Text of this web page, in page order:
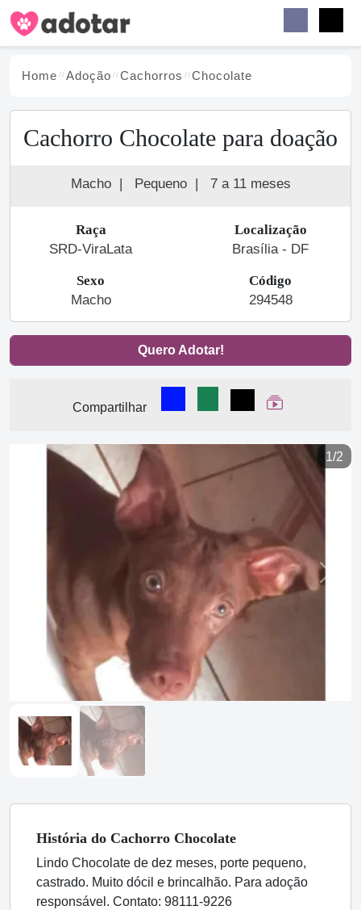
Home Adoção Cachorros Chocolate
Cachorro Chocolate para doação
Macho | Pequeno | 7 a 11 meses
Raça
SRD-ViraLata
Localização
Brasília - DF
Sexo
Macho
Código
294548
Quero Adotar!
Compartilhar
Compartilhar no Facebook
Compartilhar no
Compartilhar
Ver Web Story
1/2
Previous Next
História do Cachorro Chocolate
Lindo Chocolate de dez meses, porte pequeno,
castrado. Muito dócil e brincalhão. Para adoção
responsável. Contato: 98111-9226